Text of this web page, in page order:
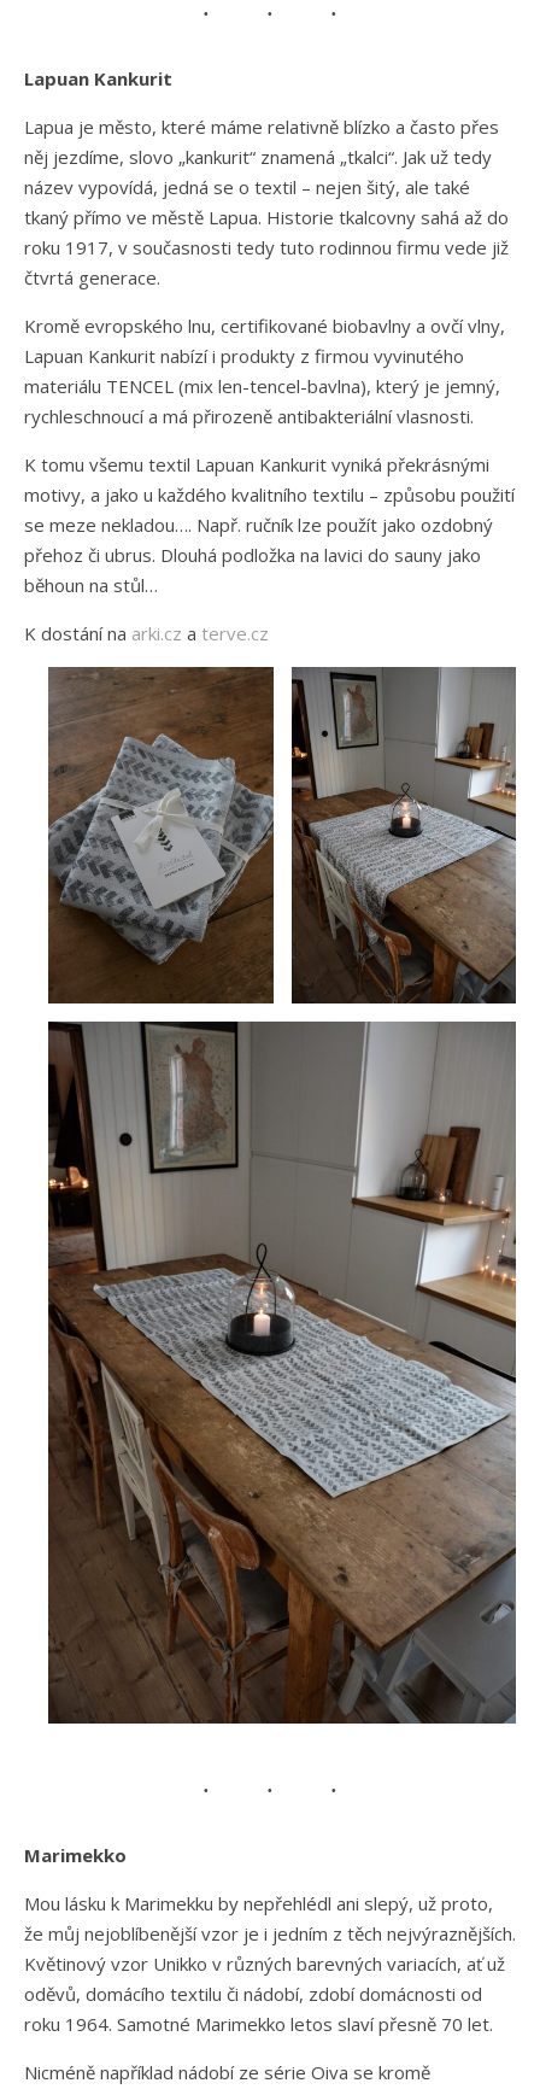
Lapuan Kankurit
Lapua je město, které máme relativně blízko a často přes
něj jezdíme, slovo „kankurit“ znamená „tkalci“. Jak už tedy
název vypovídá, jedná se o textil – nejen šitý, ale také
tkaný přímo ve městě Lapua. Historie tkalcovny sahá až do
roku 1917, v současnosti tedy tuto rodinnou firmu vede již
čtvrtá generace.
Kromě evropského lnu, certifikované biobavlny a ovčí vlny,
Lapuan Kankurit nabízí i produkty z firmou vyvinutého
materiálu TENCEL (mix len-tencel-bavlna), který je jemný,
rychleschnoucí a má přirozeně antibakteriální vlasnosti.
K tomu všemu textil Lapuan Kankurit vyniká překrásnými
motivy, a jako u každého kvalitního textilu – způsobu použití
se meze nekladou…. Např. ručník lze použít jako ozdobný
přehoz či ubrus. Dlouhá podložka na lavici do sauny jako
běhoun na stůl…
K dostání na arki.cz a terve.cz
Marimekko
Mou lásku k Marimekku by nepřehlédl ani slepý, už proto,
že můj nejoblíbenější vzor je i jedním z těch nejvýraznějších.
Květinový vzor Unikko v různých barevných variacích, ať už
oděvů, domácího textilu či nádobí, zdobí domácnosti od
roku 1964. Samotné Marimekko letos slaví přesně 70 let.
Nicméně například nádobí ze série Oiva se kromě